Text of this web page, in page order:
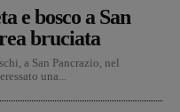
e bosco a San
bruciata
a San Pancrazio, nel
una...